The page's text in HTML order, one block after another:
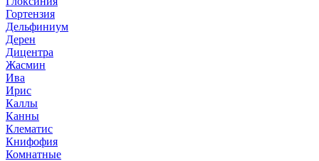
Гортензия
Дельфиниум
Дерен
Дицентра
Жасмин
Ива
Ирис
Каллы
Канны
Клематис
Книфофия
Комнатные